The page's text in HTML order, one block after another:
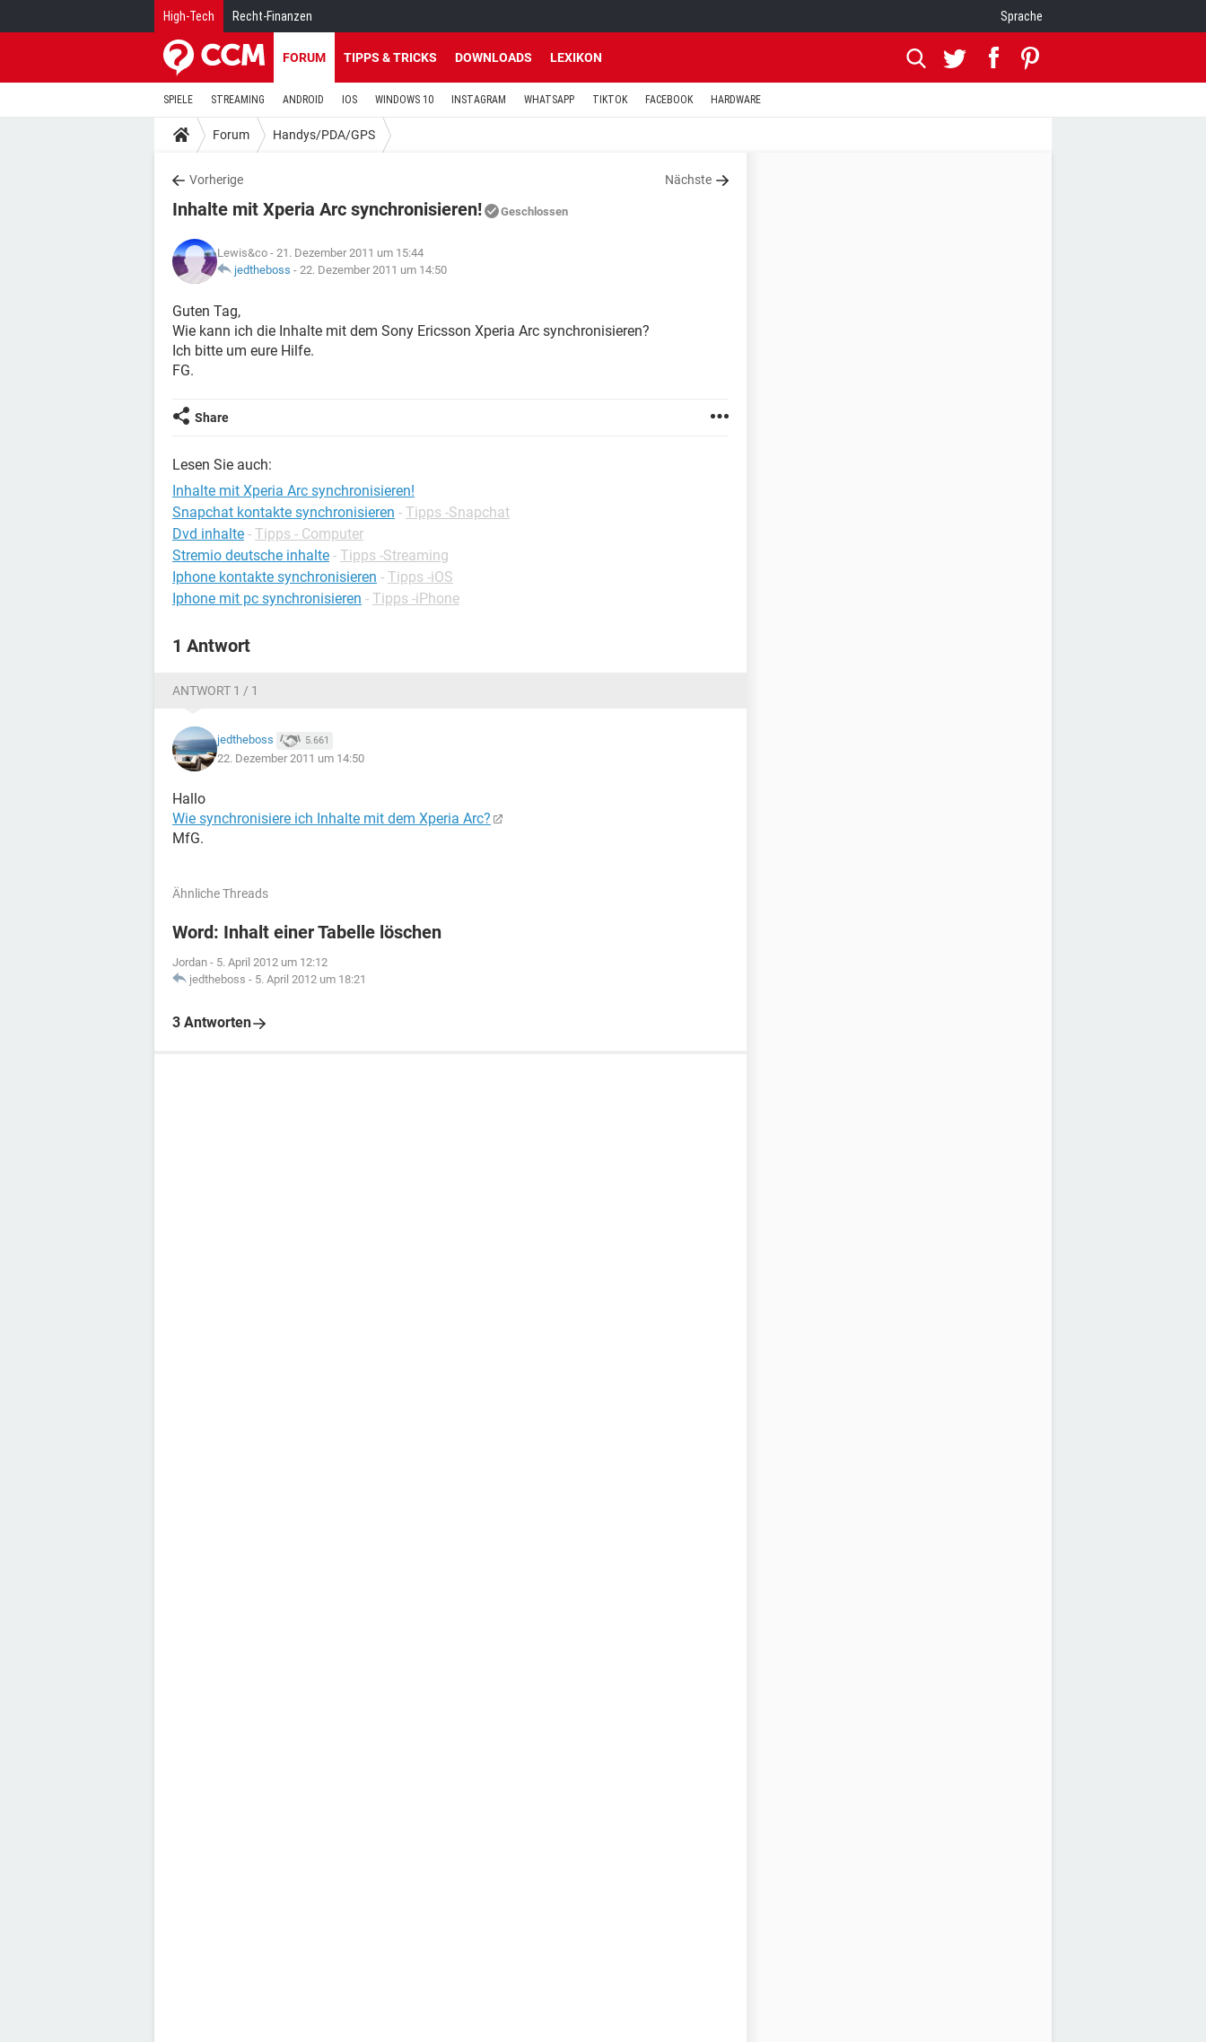
High-Tech Recht-Finanzen Sprache
FORUM TIPPS & TRICKS DOWNLOADS LEXIKON
SPIELE STREAMING ANDROID IOS WINDOWS 10 INSTAGRAM WHATSAPP TIKTOK FACEBOOK HARDWARE
Forum Handys/PDA/GPS
Vorherige Nächste
Inhalte mit Xperia Arc synchronisieren! Geschlossen
Lewis&co - 21. Dezember 2011 um 15:44
jedtheboss - 22. Dezember 2011 um 14:50
Guten Tag,
Wie kann ich die Inhalte mit dem Sony Ericsson Xperia Arc synchronisieren?
Ich bitte um eure Hilfe.
FG.
Share
Lesen Sie auch:
Inhalte mit Xperia Arc synchronisieren!
Snapchat kontakte synchronisieren - Tipps -Snapchat
Dvd inhalte - Tipps - Computer
Stremio deutsche inhalte - Tipps -Streaming
Iphone kontakte synchronisieren - Tipps -iOS
Iphone mit pc synchronisieren - Tipps -iPhone
1 Antwort
ANTWORT 1 / 1
jedtheboss 5.661
22. Dezember 2011 um 14:50
Hallo
Wie synchronisiere ich Inhalte mit dem Xperia Arc?
MfG.
Ähnliche Threads
Word: Inhalt einer Tabelle löschen
Jordan - 5. April 2012 um 12:12
jedtheboss - 5. April 2012 um 18:21
3 Antworten